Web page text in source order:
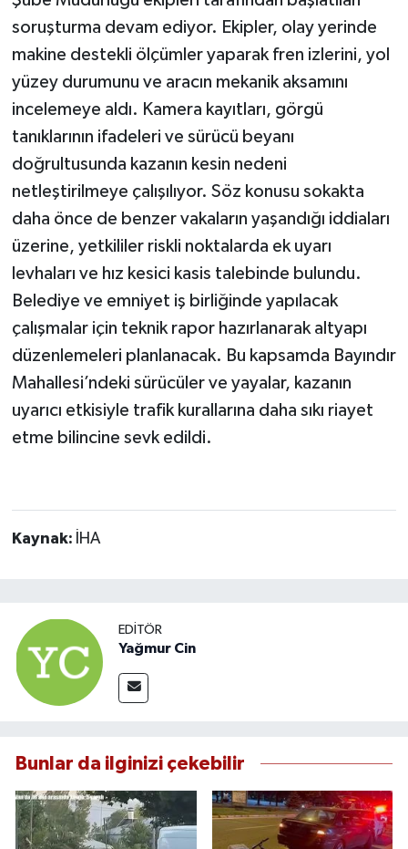
soruşturma devam ediyor. Ekipler, olay yerinde
makine destekli ölçümler yaparak fren izlerini, yol
yüzey durumunu ve aracın mekanik aksamını
incelemeye aldı. Kamera kayıtları, görgü
tanıklarının ifadeleri ve sürücü beyanı
doğrultusunda kazanın kesin nedeni
netleştirilmeye çalışılıyor. Söz konusu sokakta
daha önce de benzer vakaların yaşandığı iddiaları
üzerine, yetkililer riskli noktalarda ek uyarı
levhaları ve hız kesici kasis talebinde bulundu.
Belediye ve emniyet iş birliğinde yapılacak
çalışmalar için teknik rapor hazırlanarak altyapı
düzenlemeleri planlanacak. Bu kapsamda Bayındır
Mahallesi’ndeki sürücüler ve yayalar, kazanın
uyarıcı etkisiyle trafik kurallarına daha sıkı riayet
etme bilincine sevk edildi.
Kaynak: İHA
EDITÖR
Yağmur Cin
Bunlar da ilginizi çekebilir